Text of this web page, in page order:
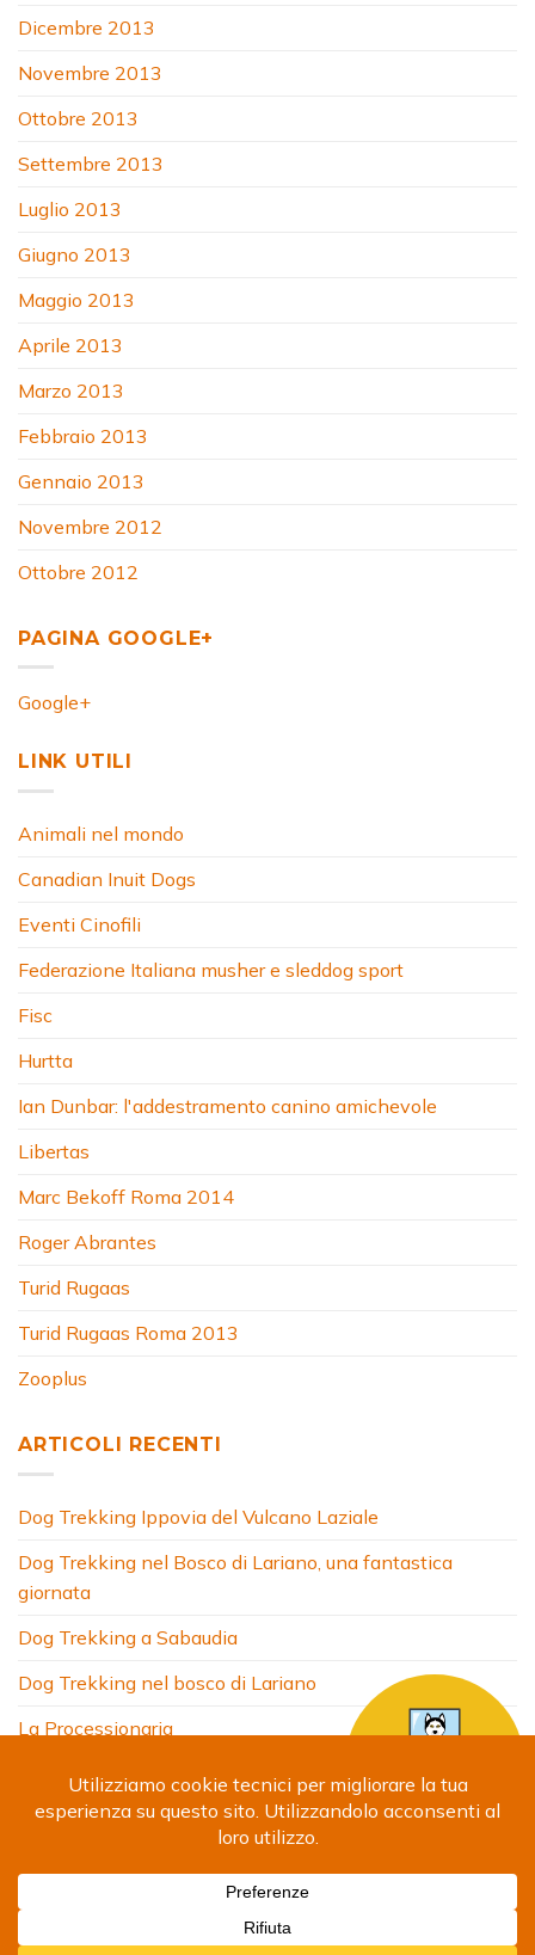
Dicembre 2013
Novembre 2013
Ottobre 2013
Settembre 2013
Luglio 2013
Giugno 2013
Maggio 2013
Aprile 2013
Marzo 2013
Febbraio 2013
Gennaio 2013
Novembre 2012
Ottobre 2012
PAGINA GOOGLE+
Google+
LINK UTILI
Animali nel mondo
Canadian Inuit Dogs
Eventi Cinofili
Federazione Italiana musher e sleddog sport
Fisc
Hurtta
Ian Dunbar: l'addestramento canino amichevole
Libertas
Marc Bekoff Roma 2014
Roger Abrantes
Turid Rugaas
Turid Rugaas Roma 2013
Zooplus
ARTICOLI RECENTI
Dog Trekking Ippovia del Vulcano Laziale
Dog Trekking nel Bosco di Lariano, una fantastica
giornata
Dog Trekking a Sabaudia
Dog Trekking nel bosco di Lariano
La Processionaria
COSA FACCIO
SITI AMICI
CONTATTI
Copyright 2024 © Debora Segna. Designed by